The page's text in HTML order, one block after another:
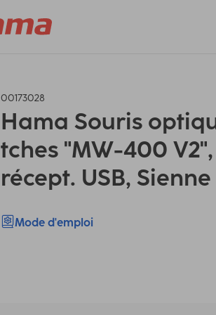
00173028
Hama Souris
tches "MW-400
récept. USB, Sienne
Mode d'emploi